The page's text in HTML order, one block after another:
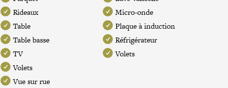
Rideaux
Table
Table basse
TV
Volets
Vue sur rue
Micro-onde
Plaque à induction
Réfrigérateur
Volets